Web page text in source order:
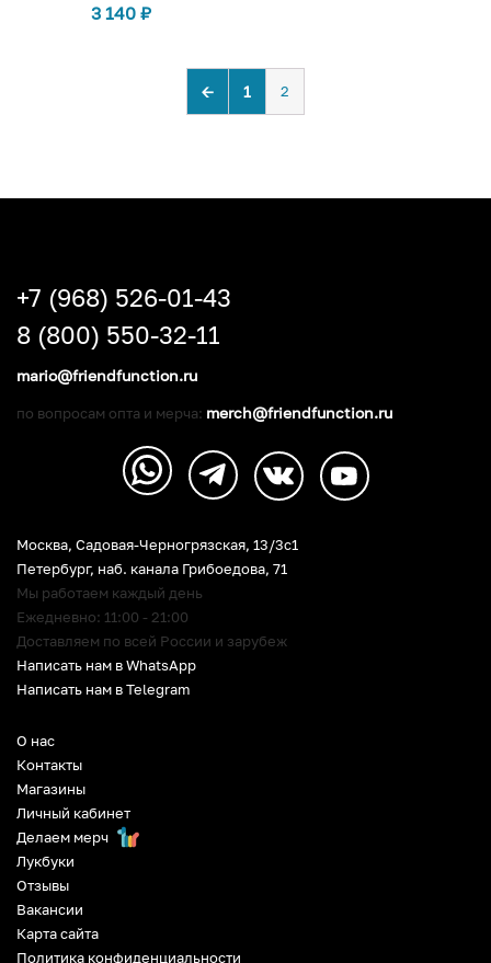
3 140 ₽
← 1 2
О нас
Контакты
Магазины
Личный кабинет
Делаем мерч
Лукбуки
Отзывы
Вакансии
Карта сайта
Политика конфиденциальности
Москва, Садовая-Черногрязская, 13/3c1
Петербург, наб. канала Грибоедова, 71
Мы работаем каждый день
Ежедневно: 11:00 - 21:00
Доставляем по всей России и зарубеж
Написать нам в WhatsApp
Написать нам в Telegram
+7 (968) 526-01-43
8 (800) 550-32-11
mario@friendfunction.ru
по вопросам опта и мерча: merch@friendfunction.ru